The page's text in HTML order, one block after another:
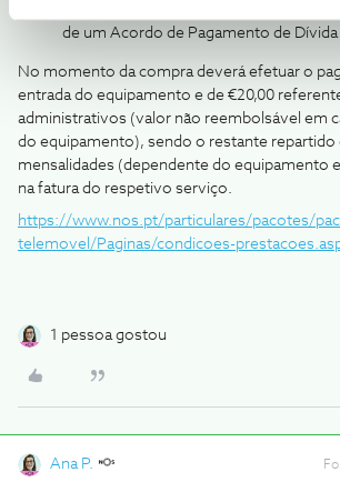
de um Acordo de Pagamento de
No momento da compra deverá efetuar o
entrada do equipamento e de €20,00
administrativos (valor não reembolsável em
do equipamento), sendo o restante repartido
mensalidades (dependente do equipamento
na fatura do respetivo serviço.
https://www.nos.pt/particulares/pacotes/
telemovel/Paginas/condicoes-
1 pessoa gostou
Ana P.